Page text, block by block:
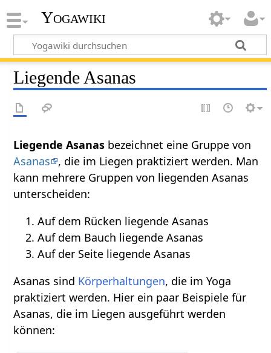
Yogawiki
Liegende Asanas
Liegende Asanas bezeichnet eine Gruppe von
Asanas
, die im Liegen praktiziert werden. Man
kann mehrere Gruppen von liegenden Asanas
unterscheiden:
Auf dem Rücken liegende Asanas
Auf dem Bauch liegende Asanas
Auf der Seite liegende Asanas
Asanas sind Körperhaltungen, die im Yoga
praktiziert werden. Hier ein paar Beispiele für
Asanas, die im Liegen ausgeführt werden
können: